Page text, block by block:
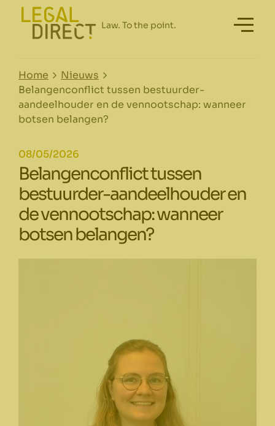
Home
Nieuws
Belangenconflict tussen bestuurder-
aandeelhouder en de vennootschap: wanneer
botsen belangen?
Belangenconflict tussen
bestuurder-aandeelhouder en
de vennootschap: wanneer
botsen belangen?
08/05/2026